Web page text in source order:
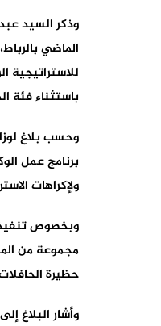
وذكر السيد
باستثناء فئة
وحسب بلاغ
ولإكراهات الاستراتيجية الوطنية 2017-2026،
مجموعة من
حظيرة
وأشار البلاغ